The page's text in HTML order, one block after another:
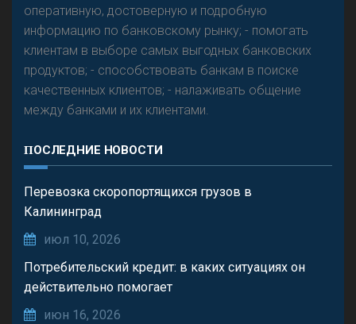
оперативную, достоверную и подробную
информацию по банковскому рынку; - помогать
клиентам в выборе самых выгодных банковских
продуктов; - способствовать банкам в поиске
качественных клиентов; - налаживать общение
между банками и их клиентами.
ПОСЛЕДНИЕ НОВОСТИ
Перевозка скоропортящихся грузов в
Калининград
июл 10, 2026
Потребительский кредит: в каких ситуациях он
действительно помогает
июн 16, 2026